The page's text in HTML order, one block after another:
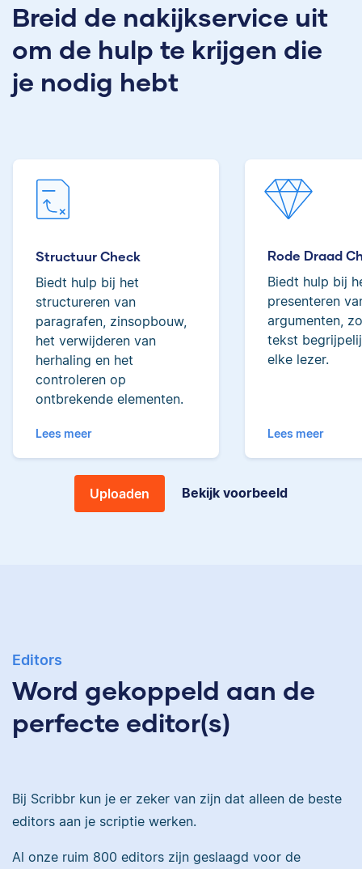
Breid de nakijkservice uit
om de hulp te krijgen die
je nodig hebt
Structuur Check
Biedt hulp bij het
structureren van
paragrafen, zinsopbouw,
het verwijderen van
herhaling en het
controleren op
ontbrekende elementen.
Lees meer
Rode Draad
Biedt hulp bij
presenteren
argumenten,
tekst
elke lezer.
Lees meer
Uploaden Bekijk voorbeeld
Editors
Word gekoppeld aan de
perfecte editor(s)
Bij Scribbr kun je er zeker van zijn dat alleen de beste
editors aan je scriptie werken.
Al onze ruim 800 editors zijn geslaagd voor de
Erica heeft Nederlands
tot de top van Scribbrs
Yves
Yves heeft een MSc in
Econometrie, is
heeft gewerkt als
werkt als senior editor
bij Scribbr waar ze al
meer dan 2,5 miljoen
woorden heeft
Erica
gestudeerd, heeft als
junior onderzoeker
gewerkt bij Tilburg
University en is nu
Lilianne
Lilianne heeft Engels
gestudeerd, is docent
journalistiek en heeft
als Scribbr-editor al
meer dan 600
Ingrid
geredigeerd.